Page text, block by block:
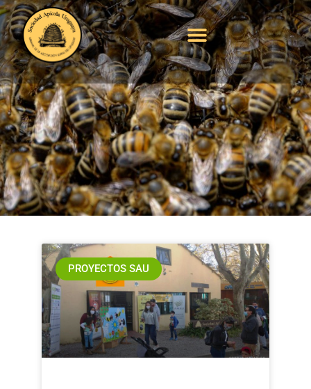
Asamblea General
Ordinaria SAU
PROYECTOS SAU